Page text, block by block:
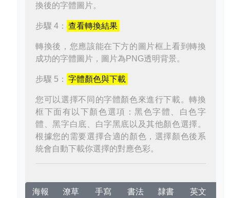
換後的字體圖片。
步驟 4： 查看轉換結果
轉換後，您應該能在下方的圖片框上看到轉換
成功的字體圖片，圖片為PNG透明背景。
步驟 5： 字體顏色與下載
您可以選擇不同的字體顏色來進行下載。轉換
框下面有以下顏色選項：黑色字體、白色字
體、黑字白底、白字黑底以及其他顏色選擇。
根據您的需要選擇合適的顏色，選擇顏色後系
統會自動下載你選擇的對應色彩。
海報
潦草
手寫
書法
隸書
英文